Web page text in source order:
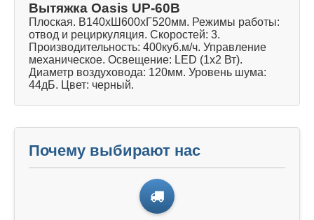
Вытяжка Oasis UP-60B
Плоская. В140хШ600хГ520мм. Режимы работы:
отвод и рециркуляция. Скоростей: 3.
Производительность: 400куб.м/ч. Управление
механическое. Освещение: LED (1х2 Вт).
Диаметр воздуховода: 120мм. Уровень шума:
44дБ. Цвет: черный.
Почему выбирают нас